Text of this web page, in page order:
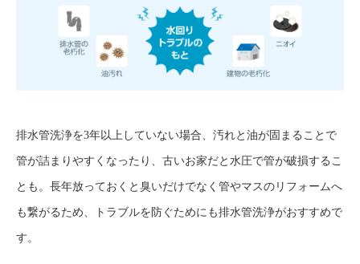
排水管洗浄を3年以上していない場合、汚れと油が固まることで
管が詰まりやすくなったり、古いお家だと水圧で管が破損するこ
とも。長年放っておくと臭いだけでなく管やマスのリフォームへ
も繋がるため、トラブルを防ぐためにも排水管洗浄がおすすめで
す。